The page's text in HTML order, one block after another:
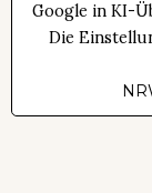
Google in KI-
Die